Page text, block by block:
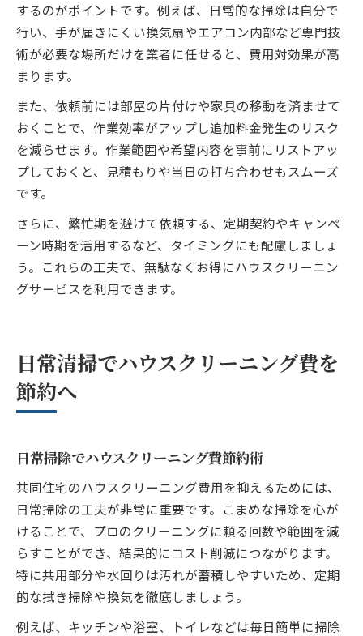
するのがポイントです。例えば、日常的な掃除は自分で
行い、手が届きにくい換気扇やエアコン内部など専門技
術が必要な場所だけを業者に任せると、費用対効果が高
まります。
また、依頼前には部屋の片付けや家具の移動を済ませて
おくことで、作業効率がアップし追加料金発生のリスク
を減らせます。作業範囲や希望内容を事前にリストアッ
プしておくと、見積もりや当日の打ち合わせもスムーズ
です。
さらに、繁忙期を避けて依頼する、定期契約やキャンペ
ーン時期を活用するなど、タイミングにも配慮しましょ
う。これらの工夫で、無駄なくお得にハウスクリーニン
グサービスを利用できます。
日常清掃でハウスクリーニング費を
節約へ
日常掃除でハウスクリーニング費節約術
共同住宅のハウスクリーニング費用を抑えるためには、
日常掃除の工夫が非常に重要です。こまめな掃除を心が
けることで、プロのクリーニングに頼る回数や範囲を減
らすことができ、結果的にコスト削減につながります。
特に共用部分や水回りは汚れが蓄積しやすいため、定期
的な拭き掃除や換気を徹底しましょう。
例えば、キッチンや浴室、トイレなどは毎日簡単に掃除